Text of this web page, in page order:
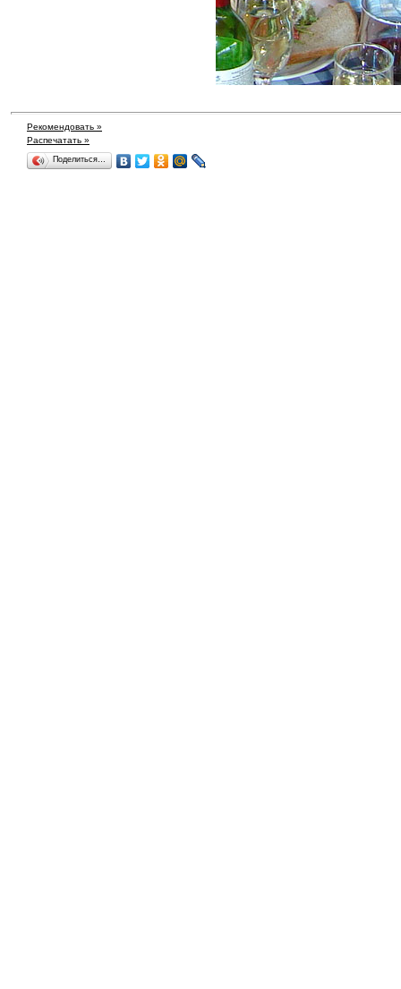
Рекомендовать »
Распечатать »
Поделиться…